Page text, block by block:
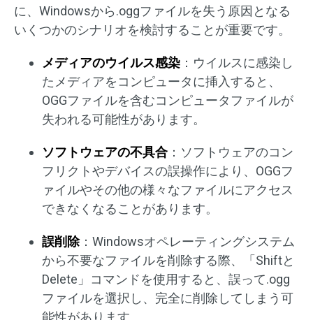
に、Windowsから.oggファイルを失う原因となる
いくつかのシナリオを検討することが重要です。
メディアのウイルス感染 ：ウイルスに感染し
たメディアをコンピュータに挿入すると、
OGGファイルを含むコンピュータファイルが
失われる可能性があります。
ソフトウェアの不具合 ：ソフトウェアのコン
フリクトやデバイスの誤操作により、OGGフ
ァイルやその他の様々なファイルにアクセス
できなくなることがあります。
誤削除：Windowsオペレーティングシステム
から不要なファイルを削除する際、「Shiftと
Delete」コマンドを使用すると、誤って.ogg
ファイルを選択し、完全に削除してしまう可
能性があります。